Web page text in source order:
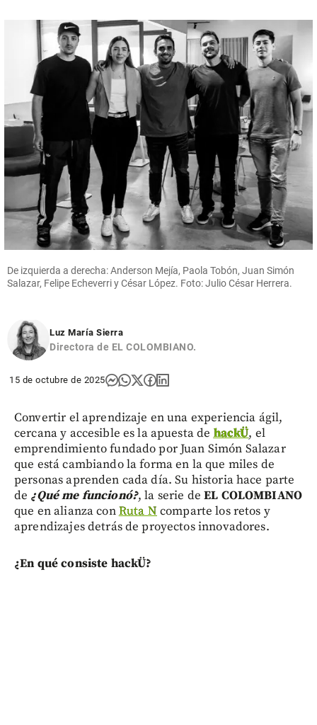
De izquierda a derecha: Anderson Mejía, Paola Tobón, Juan Simón
Salazar, Felipe Echeverri y César López. Foto: Julio César Herrera.
Luz María Sierra
Directora de EL COLOMBIANO.
15 de octubre de 2025
Convertir el aprendizaje en una experiencia ágil,
cercana y accesible es la apuesta de hackÜ, el
emprendimiento fundado por Juan Simón Salazar
que está cambiando la forma en la que miles de
personas aprenden cada día. Su historia hace parte
de ¿Qué me funcionó?, la serie deEL COLOMBIANO
que en alianza conRuta N comparte los retos y
aprendizajes detrás de proyectos innovadores.
¿En qué consiste hackÜ?